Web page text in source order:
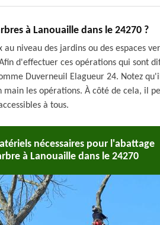
à Lanouaille dans le 24270 ?
niveau des jardins ou des espaces
d'effectuer ces opérations qui sont
Duverneuil Elagueur 24. Notez
les opérations. À côté de cela, il
à tous.
nécessaires pour l'abattage
à Lanouaille dans le 24270